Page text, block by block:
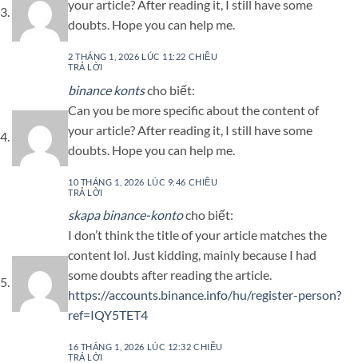
your article? After reading it, I still have some
doubts. Hope you can help me.
2 THÁNG 1, 2026 LÚC 11:22 CHIỀU
TRẢ LỜI
binance kontscho biết:
Can you be more specific about the content of
your article? After reading it, I still have some
doubts. Hope you can help me.
10 THÁNG 1, 2026 LÚC 9:46 CHIỀU
TRẢ LỜI
skapa binance-kontocho biết:
I don’t think the title of your article matches the
content lol. Just kidding, mainly because I had
some doubts after reading the article.
https://accounts.binance.info/hu/register-person?
ref=IQY5TET4
16 THÁNG 1, 2026 LÚC 12:32 CHIỀU
TRẢ LỜI